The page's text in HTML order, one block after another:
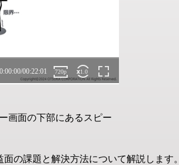
画面の下部にあるスピー
の課題と解決方法について解説します。